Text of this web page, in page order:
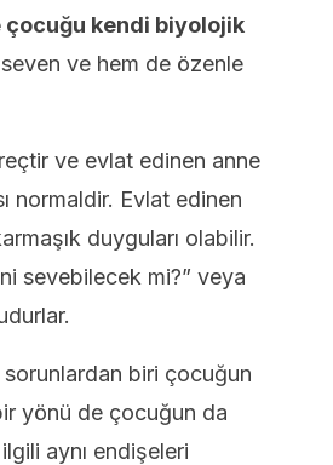
çocuğu kendi biyolojik
ve hem de özenle
ve evlat edinen anne
normaldir. Evlat edinen
duyguları olabilir.
sevebilecek mi?” veya
biri çocuğun
yönü de çocuğun da
aynı endişeleri